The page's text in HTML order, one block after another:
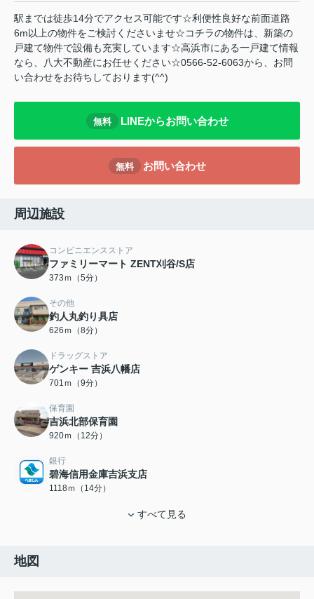
駅までは徒歩14分でアクセス可能です☆利便性良好な前面道路
6m以上の物件をご検討くださいませ☆コチラの物件は、新築の
戸建て物件で設備も充実しています☆高浜市にある一戸建て情報
なら、八大不動産にお任せください☆0566-52-6063から、お問
い合わせをお待ちしております(^^)
無料 LINEからお問い合わせ
無料 お問い合わせ
周辺施設
コンビニエンスストア
ファミリーマート ZENT刈谷/S店
373ｍ（5分）
その他
釣人丸釣り具店
626ｍ（8分）
ドラッグストア
ゲンキー 吉浜八幡店
701ｍ（9分）
保育園
吉浜北部保育園
920ｍ（12分）
銀行
碧海信用金庫吉浜支店
1118ｍ（14分）
すべて見る
地図